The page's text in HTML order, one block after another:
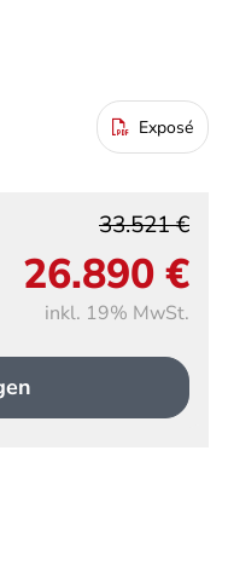
Exposé
26.890 €
33.521 €
inkl. 19% MwSt.